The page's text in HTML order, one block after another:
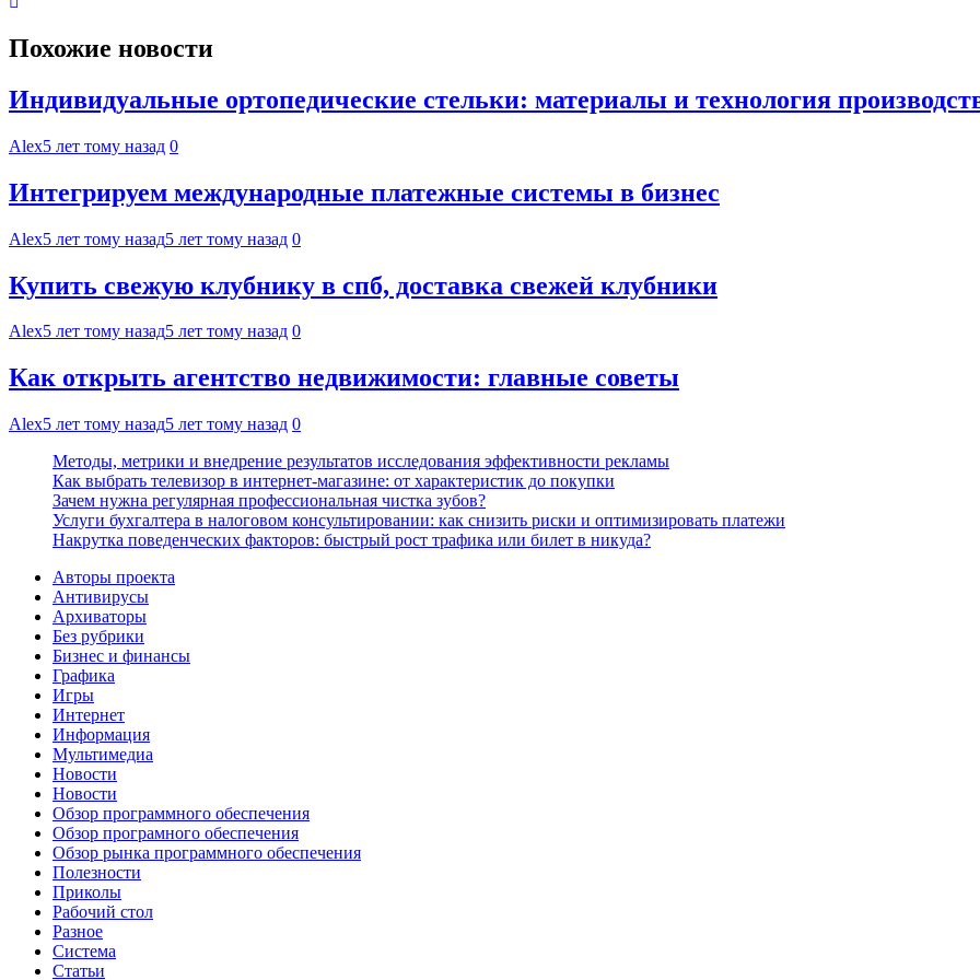
Похожие новости
Индивидуальные ортопедические стельки: материалы и технология
Alex5 лет тому назад 0
Интегрируем международные платежные системы в бизнес
Alex5 лет тому назад5 лет тому назад 0
Купить свежую клубнику в спб, доставка свежей клубники
Alex5 лет тому назад5 лет тому назад 0
Как открыть агентство недвижимости: главные советы
Alex5 лет тому назад5 лет тому назад 0
Методы, метрики и внедрение результатов исследования эффективности рекламы
Как выбрать телевизор в интернет-магазине: от характеристик до покупки
Зачем нужна регулярная профессиональная чистка зубов?
Услуги бухгалтера в налоговом консультировании: как снизить риски и оптимизировать платежи
Накрутка поведенческих факторов: быстрый рост трафика или билет в никуда?
Авторы проекта
Антивирусы
Архиваторы
Без рубрики
Бизнес и финансы
Графика
Игры
Интернет
Информация
Мультимедиа
Новости
Новости
Обзор программного обеспечения
Обзор програмного обеспечения
Обзор рынка программного обеспечения
Полезности
Приколы
Рабочий стол
Разное
Система
Статьи